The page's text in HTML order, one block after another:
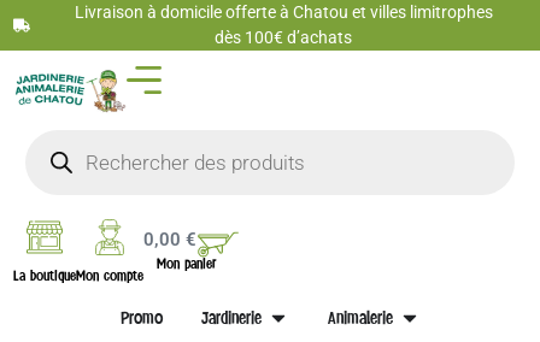
Livraison à domicile offerte à Chatou et villes limitrophes
dès 100€ d’achats
La boutiqueMon compte
0,00€
Mon panier
Promo Jardinerie
Animalerie